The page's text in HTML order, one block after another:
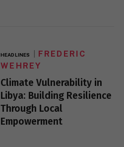
HEADLINES
FREDERIC
WEHREY
Climate Vulnerability in
Libya: Building Resilience
Through Local
Empowerment